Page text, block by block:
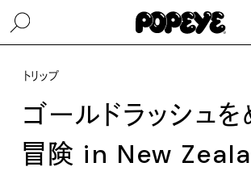
トリップ
ゴールドラッシュを
冒険 in New